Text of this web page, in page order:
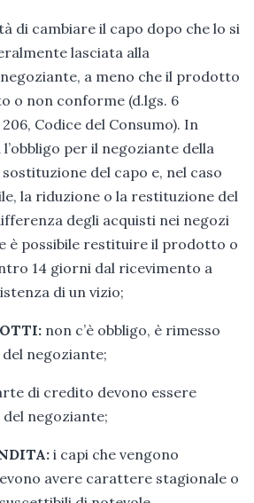
di cambiare il capo dopo che lo si
lasciata alla
a meno che il prodotto
o non conforme (d.lgs. 6
Codice del Consumo). In
per il negoziante della
del capo e, nel caso
la riduzione o la restituzione del
degli acquisti nei negozi
è possibile restituire il prodotto o
14 giorni dal ricevimento a
di un vizio;
non c’è obbligo, è rimesso
negoziante;
di credito devono essere
negoziante;
i capi che vengono
avere carattere stagionale o